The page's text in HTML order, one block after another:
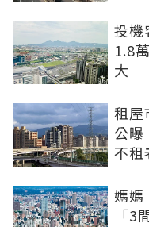
投機
1.8
大
租屋
公曝
不租
媽媽
「3